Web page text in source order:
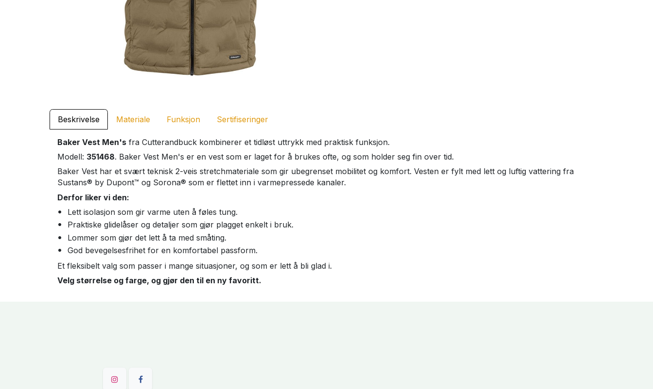
Beskrivelse Materiale Funksjon Sertifiseringer
Baker Vest Men's fra Cutterandbuck kombinerer et tidløst uttrykk med praktisk funksjon.
Modell: 351468. Baker Vest Men's er en vest som er laget for å brukes ofte, og som holder seg fin over tid.
Baker Vest har et svært teknisk 2-veis stretchmateriale som gir ubegrenset mobilitet og komfort. Vesten er fylt med lett og luftig vattering fra
Sustans® by Dupont™ og Sorona® som er flettet inn i varmepressede kanaler.
Derfor liker vi den:
Lett isolasjon som gir varme uten å føles tung.
Praktiske glidelåser og detaljer som gjør plagget enkelt i bruk.
Lommer som gjør det lett å ta med småting.
God bevegelsesfrihet for en komfortabel passform.
Et fleksibelt valg som passer i mange situasjoner, og som er lett å bli glad i.
Velg størrelse og farge, og gjør den til en ny favoritt.